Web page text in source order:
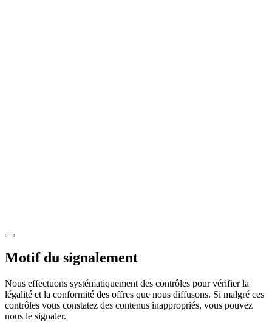
Motif du signalement
Nous effectuons systématiquement des contrôles pour vérifier la
légalité et la conformité des offres que nous diffusons. Si malgré ces
contrôles vous constatez des contenus inappropriés, vous pouvez
nous le signaler.